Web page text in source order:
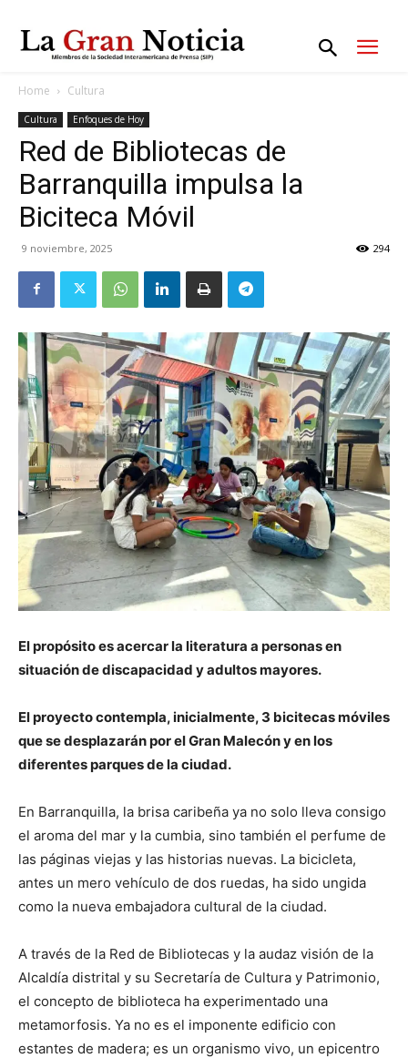
Home Cultura
Cultura Enfoques de Hoy
Red de Bibliotecas de
Barranquilla impulsa la
Biciteca Móvil
9 noviembre, 2025 294
El propósito es acercar la literatura a personas en
situación de discapacidad y adultos mayores.
El proyecto contempla, inicialmente, 3 bicitecas móviles
que se desplazarán por el Gran Malecón y en los
diferentes parques de la ciudad.
En Barranquilla, la brisa caribeña ya no solo lleva consigo
el aroma del mar y la cumbia, sino también el perfume de
las páginas viejas y las historias nuevas. La bicicleta,
antes un mero vehículo de dos ruedas, ha sido ungida
como la nueva embajadora cultural de la ciudad.
A través de la Red de Bibliotecas y la audaz visión de la
Alcaldía distrital y su Secretaría de Cultura y Patrimonio,
el concepto de biblioteca ha experimentado una
metamorfosis. Ya no es el imponente edificio con
estantes de madera; es un organismo vivo, un epicentro